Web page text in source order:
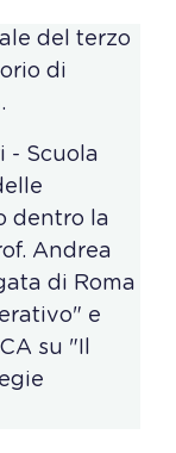
del terzo
di
- Scuola
dentro la
Andrea
di Roma
e
su "Il